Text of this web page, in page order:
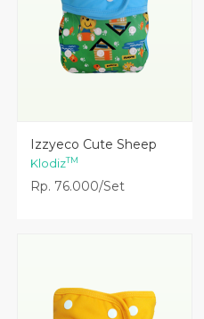
Lihat Detail
Izzyeco Cute Sheep
KlodizTM
Rp. 76.000/Set